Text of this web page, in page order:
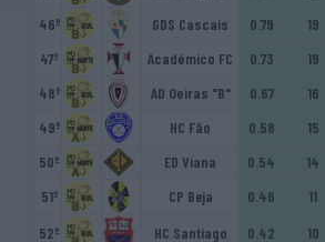
46º
GDS Cascais 0.79 19
47º
Académico FC 0.73 19
48º
AD Oeiras "B" 0.67 16
49º
HC Fão 0.58 15
50º
ED Viana 0.54 14
51º
CP Beja 0.46 11
52º
HC Santiago 0.42 10